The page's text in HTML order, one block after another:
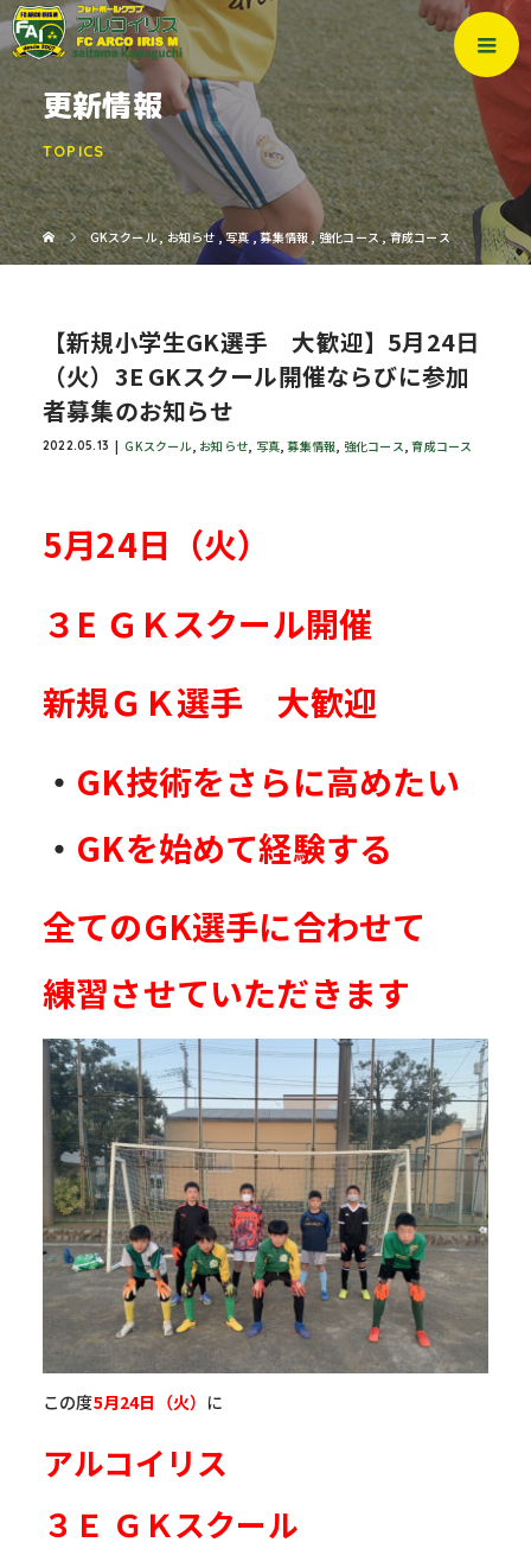
更新情報
TOPICS
GKスクール ,お知らせ ,写真,募集情報 ,強化コース,育成コース
【新規小学生GK選手 大歓迎】5月24日
（火）3E GKスクール開催ならびに参加
者募集のお知らせ
2022.05.13 GKスクール, お知らせ, 写真,募集情報, 強化コース,育成コース
5月24日（火）
３E ＧＫスクール開催
新規ＧＫ選手 大歓迎
・ GK技術をさらに高めたい
・ GKを始めて経験する
全てのGK選手に合わせて
練習させていただきます
この度5月24日（火） に
アルコイリス
３Ｅ ＧＫスクール